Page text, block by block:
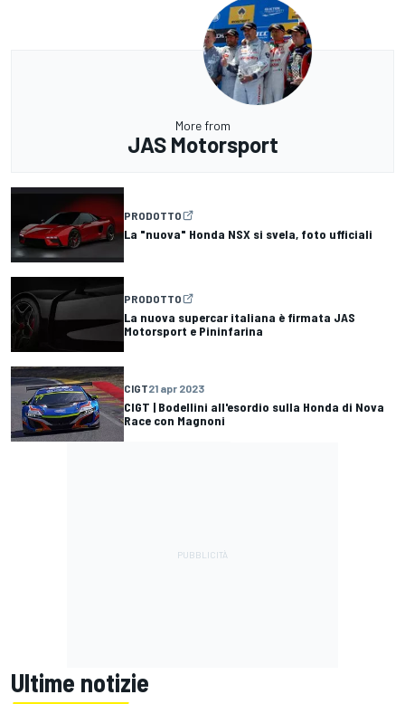
More from
JAS Motorsport
PRODOTTO
La "nuova" Honda NSX si svela, foto ufficiali
PRODOTTO
La nuova supercar italiana è firmata JAS
Motorsport e Pininfarina
CIGT21 apr 2023
CIGT | Bodellini all'esordio sulla Honda di Nova
Race con Magnoni
Ultime notizie